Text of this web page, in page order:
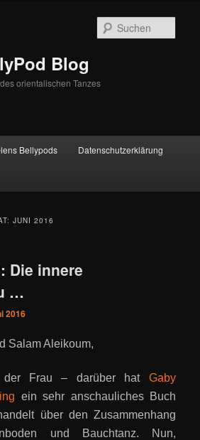
Blog
orientalischen Tanzes
Bellypods Datenschutzerklärung
JUNI 2016
Die innere
…
2016
Salam Aleikoum,
der Frau – darüber hat Gaby
ein sehr anschauliches Buch
über den Zusammenhang
und Bauchtanz. Nun,